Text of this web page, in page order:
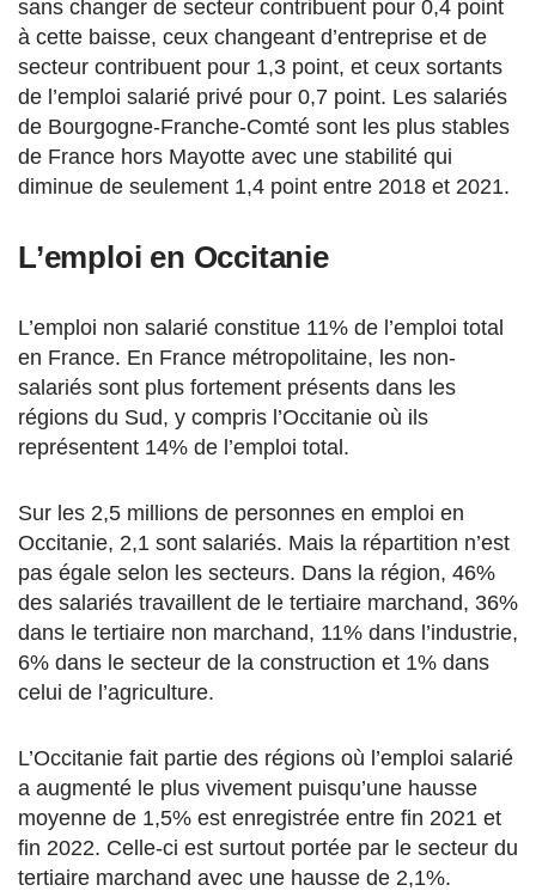
sans changer de secteur contribuent pour 0,4 point
à cette baisse, ceux changeant d’entreprise et de
secteur contribuent pour 1,3 point, et ceux sortants
de l’emploi salarié privé pour 0,7 point. Les salariés
de Bourgogne-Franche-Comté sont les plus stables
de France hors Mayotte avec une stabilité qui
diminue de seulement 1,4 point entre 2018 et 2021.
L’emploi en Occitanie
L’emploi non salarié constitue 11% de l’emploi total
en France. En France métropolitaine, les non-
salariés sont plus fortement présents dans les
régions du Sud, y compris l’Occitanie où ils
représentent 14% de l’emploi total.
Sur les 2,5 millions de personnes en emploi en
Occitanie, 2,1 sont salariés. Mais la répartition n’est
pas égale selon les secteurs. Dans la région, 46%
des salariés travaillent de le tertiaire marchand, 36%
dans le tertiaire non marchand, 11% dans l’industrie,
6% dans le secteur de la construction et 1% dans
celui de l’agriculture.
L’Occitanie fait partie des régions où l’emploi salarié
a augmenté le plus vivement puisqu’une hausse
moyenne de 1,5% est enregistrée entre fin 2021 et
fin 2022. Celle-ci est surtout portée par le secteur du
tertiaire marchand avec une hausse de 2,1%.